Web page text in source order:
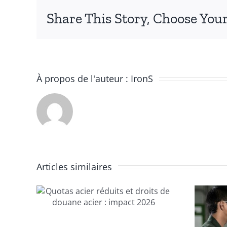
Share This Story, Choose
À propos de l'auteur : IronS
Articles similaires